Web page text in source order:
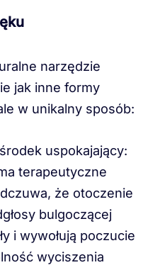
narzędzie
jak inne formy
w unikalny sposób:
uspokajający:
terapeutyczne
że otoczenie
bulgoczącej
i wywołują poczucie
wyciszenia